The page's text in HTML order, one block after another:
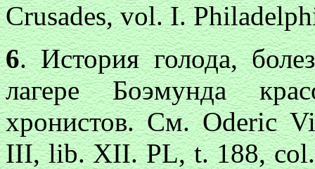
Crusades, vol. I.
6. История голода,
лагере Боэмунда
хронистов. См. Oderic
III, lib. XII. PL, t. 188,